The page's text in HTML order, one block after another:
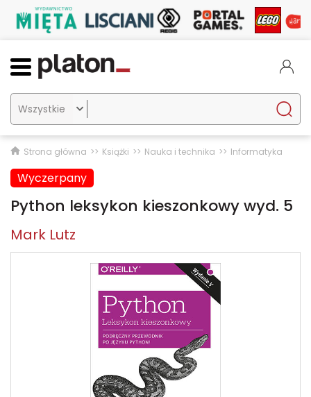

Strona główna Książki Nauka i technika Informatyka
Wyczerpany
Python leksykon kieszonkowy wyd. 5
Mark Lutz